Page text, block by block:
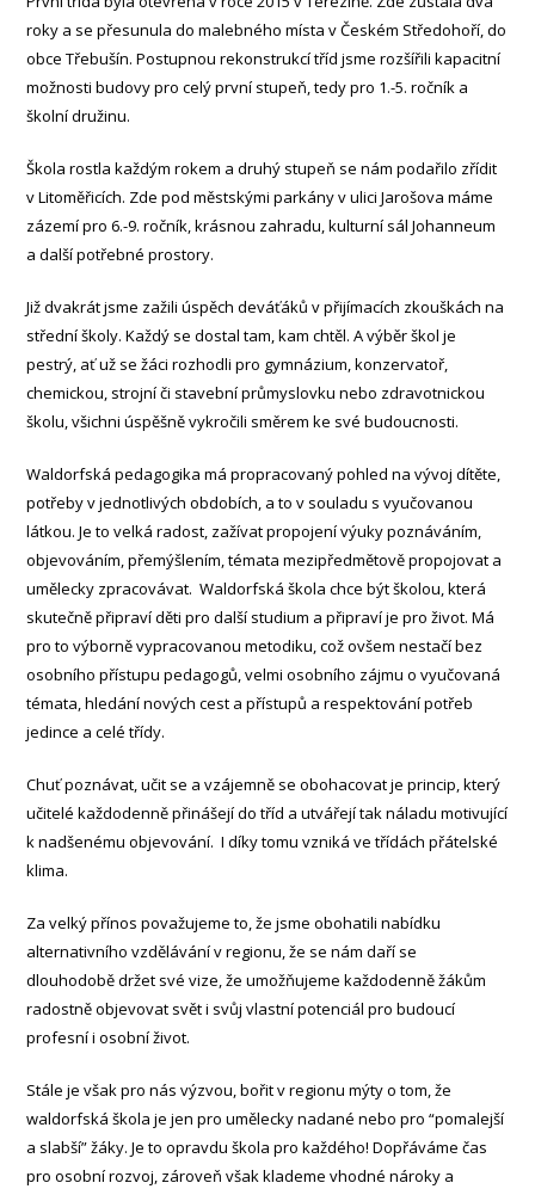
roky a se přesunula do malebného místa v Českém Středohoří, do
obce Třebušín. Postupnou rekonstrukcí tříd jsme rozšířili kapacitní
možnosti budovy pro celý první stupeň, tedy pro 1.-5. ročník a
školní družinu.
Škola rostla každým rokem a druhý stupeň se nám podařilo zřídit
v Litoměřicích. Zde pod městskými parkány v ulici Jarošova máme
zázemí pro 6.-9. ročník, krásnou zahradu, kulturní sál Johanneum
a další potřebné prostory.
Již dvakrát jsme zažili úspěch deváťáků v přijímacích zkouškách na
střední školy. Každý se dostal tam, kam chtěl. A výběr škol je
pestrý, ať už se žáci rozhodli pro gymnázium, konzervatoř,
chemickou, strojní či stavební průmyslovku nebo zdravotnickou
školu, všichni úspěšně vykročili směrem ke své budoucnosti.
Waldorfská pedagogika má propracovaný pohled na vývoj dítěte,
potřeby v jednotlivých obdobích, a to v souladu s vyučovanou
látkou. Je to velká radost, zažívat propojení výuky poznáváním,
objevováním, přemýšlením, témata mezipředmětově propojovat a
umělecky zpracovávat. Waldorfská škola chce být školou, která
skutečně připraví děti pro další studium a připraví je pro život. Má
pro to výborně vypracovanou metodiku, což ovšem nestačí bez
osobního přístupu pedagogů, velmi osobního zájmu o vyučovaná
témata, hledání nových cest a přístupů a respektování potřeb
jedince a celé třídy.
Chuť poznávat, učit se a vzájemně se obohacovat je princip, který
učitelé každodenně přinášejí do tříd a utvářejí tak náladu motivující
k nadšenému objevování. I díky tomu vzniká ve třídách přátelské
klima.
Za velký přínos považujeme to, že jsme obohatili nabídku
alternativního vzdělávání v regionu, že se nám daří se
dlouhodobě držet své vize, že umožňujeme každodenně žákům
radostně objevovat svět i svůj vlastní potenciál pro budoucí
profesní i osobní život.
Stále je však pro nás výzvou, bořit v regionu mýty o tom, že
waldorfská škola je jen pro umělecky nadané nebo pro “pomalejší
a slabší” žáky. Je to opravdu škola pro každého! Dopřáváme čas
pro osobní rozvoj, zároveň však klademe vhodné nároky a